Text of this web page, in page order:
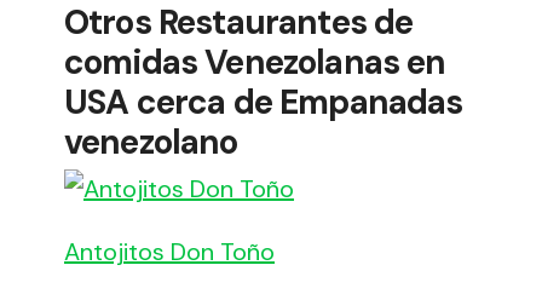
Otros Restaurantes de
comidas Venezolanas en
USA cerca de Empanadas
venezolano
Antojitos Don Toño